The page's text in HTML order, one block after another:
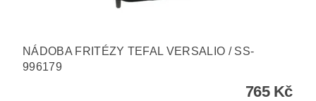
NÁDOBA FRITÉZY TEFAL VERSALIO / SS-
996179
765 Kč